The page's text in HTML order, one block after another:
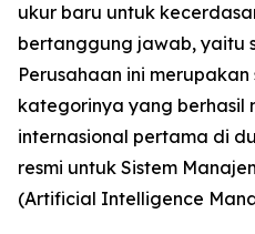
ukur baru untuk
bertanggung jawab, yaitu
Perusahaan ini
kategorinya yang berhasil
internasional pertama di
resmi untuk Sistem
(Artificial Intelligence